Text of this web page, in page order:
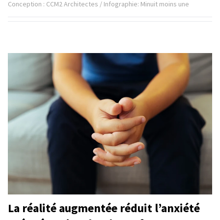
Conception : CCM2 Architectes / Infographie: Minuit moins une
La réalité augmentée réduit l’anxiété